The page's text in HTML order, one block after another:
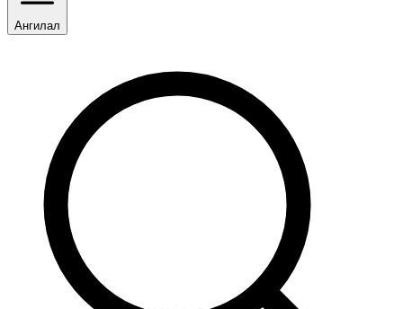
Ангилал